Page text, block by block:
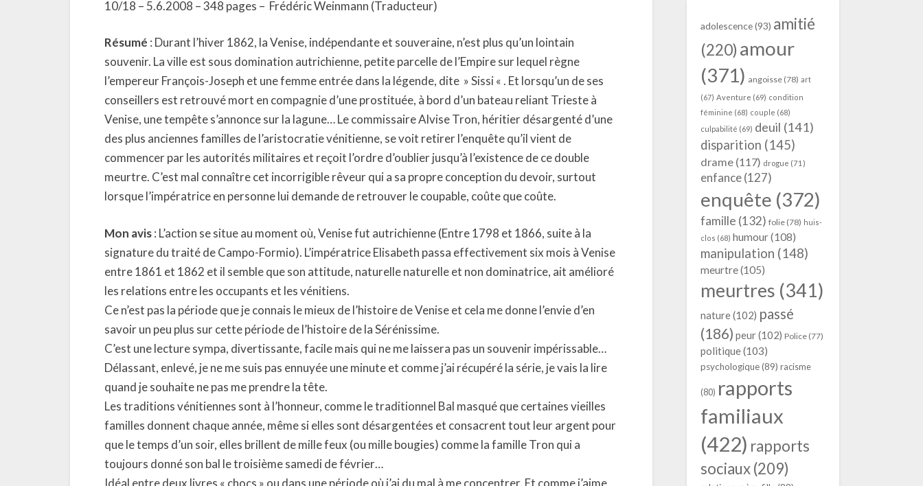
10/18 – 5.6.2008 – 348 pages – Frédéric Weinmann (Traducteur)
Résumé : Durant l’hiver 1862, la Venise, indépendante et souveraine, n’est plus qu’un lointain
souvenir. La ville est sous domination autrichienne, petite parcelle de l’Empire sur lequel règne
l’empereur François-Joseph et une femme entrée dans la légende, dite » Sissi « . Et lorsqu’un de ses
conseillers est retrouvé mort en compagnie d’une prostituée, à bord d’un bateau reliant Trieste à
Venise, une tempête s’annonce sur la lagune… Le commissaire Alvise Tron, héritier désargenté d’une
des plus anciennes familles de l’aristocratie vénitienne, se voit retirer l’enquête qu’il vient de
commencer par les autorités militaires et reçoit l’ordre d’oublier jusqu’à l’existence de ce double
meurtre. C’est mal connaître cet incorrigible rêveur qui a sa propre conception du devoir, surtout
lorsque l’impératrice en personne lui demande de retrouver le coupable, coûte que coûte.
Mon avis: L’action se situe au moment où, Venise fut autrichienne (Entre 1798 et 1866, suite à la
signature du traité de Campo-Formio). L’impératrice Elisabeth passa effectivement six mois à Venise
entre 1861 et 1862 et il semble que son attitude, naturelle naturelle et non dominatrice, ait amélioré
les relations entre les occupants et les vénitiens.
Ce n’est pas la période que je connais le mieux de l’histoire de Venise et cela me donne l’envie d’en
savoir un peu plus sur cette période de l’histoire de la Sérénissime.
C’est une lecture sympa, divertissante, facile mais qui ne me laissera pas un souvenir impérissable…
Délassant, enlevé, je ne me suis pas ennuyée une minute et comme j’ai récupéré la série, je vais la lire
quand je souhaite ne pas me prendre la tête.
Les traditions vénitiennes sont à l’honneur, comme le traditionnel Bal masqué que certaines vieilles
familles donnent chaque année, même si elles sont désargentées et consacrent tout leur argent pour
que le temps d’un soir, elles brillent de mille feux (ou mille bougies) comme la famille Tron qui a
toujours donné son bal le troisième samedi de février…
Idéal entre deux livres « chocs » ou dans une période où j’ai du mal à me concentrer. Et comme j’aime
adolescence(93) amitié
(220) amour
(371) angoisse(78) art
(67) Aventure (69) condition
féminine (68) couple (68)
culpabilité (69) deuil (141)
disparition (145)
drame(117) drogue (71)
enfance(127)
enquête (372)
famille (132) folie(78) huis-
clos (68) humour(108)
manipulation (148)
meurtre(105)
meurtres (341)
nature(102) passé
(186) peur(102) Police(77)
politique(103)
psychologique(89) racisme
(80) rapports
familiaux
(422) rapports
sociaux(209)